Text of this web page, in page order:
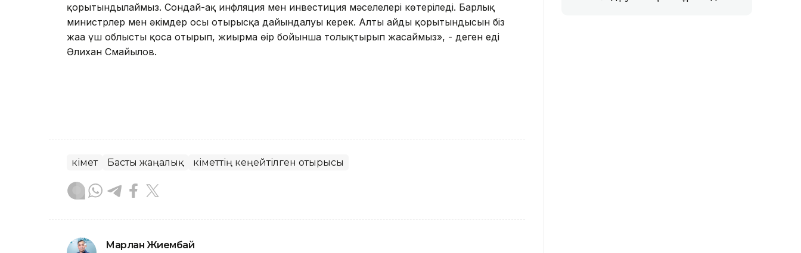
қорытындылаймыз. Сондай-ақ инфляция мен инвестиция мәселелері көтеріледі. Барлық
министрлер мен әкімдер осы отырысқа дайындалуы керек. Алты айдың қорытындысын біз
жаңа үш облысты қоса отырып, жиырма өңір бойынша толықтырып жасаймыз», - деген еді
Әлихан Смайылов.
Үкімет Басты жаңалық Үкіметтің кеңейтілген отырысы
Марлан Жиембай